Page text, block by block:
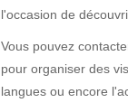
l'occasion de
Vous pouvez
pour organiser des
langues ou encore